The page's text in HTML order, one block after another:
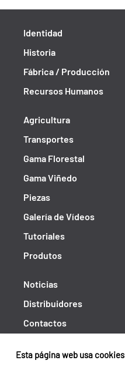
Esta página web usa cookies
Identidad
Historia
Fábrica / Producción
Recursos Humanos
Agricultura
Transportes
Gama Florestal
Gama Viñedo
Piezas
Galería de Vídeos
Tutoriales
Produtos
Noticias
Distribuidores
Contactos
Shipping returns